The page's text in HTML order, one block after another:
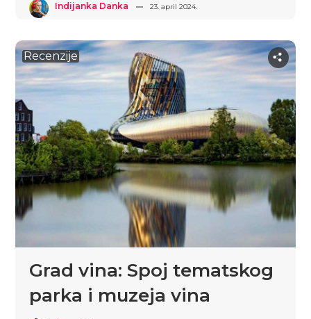
Indijanka Danka 23. april 2024.
Recenzije
Grad vina: Spoj tematskog
parka i muzeja vina